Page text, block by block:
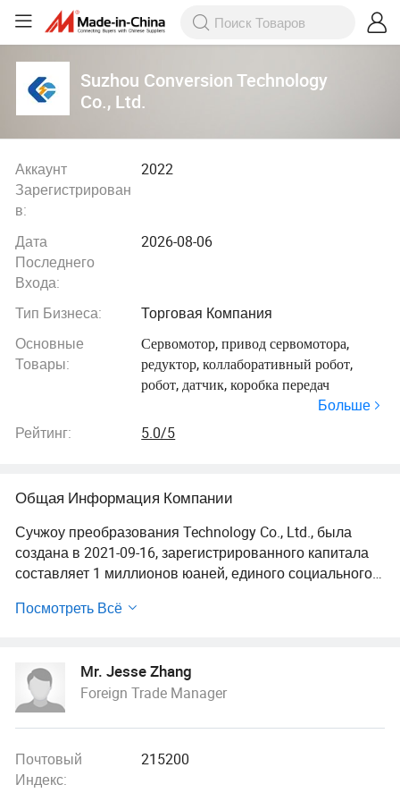
Suzhou Conversion Technology
Co., Ltd.
Аккаунт
Зарегистрирован
в:
2022
Дата
Последнего
Входа:
2026-08-06
Тип Бизнеса:
Торговая Компания
Основные
Товары:
Сервомотор, привод сервомотора,
редуктор, коллаборативный робот,
робот, датчик, коробка передач
Больше
Рейтинг:
5.0/5
Общая Информация Компании
Сучжоу преобразования Technology Co., Ltd., была
создана в 2021-09-16, зарегистрированного капитала
составляет 1 миллионов юаней, единого социального
предприятия находится в комнате 1427, здание E, Кай-
Цзян Су, Китай. Отрасли принадлежит оборудование
общего производства в обрабатывающей
промышленности и сферы бизнеса включает в себя:
развитие технологий и технических консультаций и
обмена технологиями, передачи технологии,
Посмотреть Всё
Mr. Jesse Zhang
Foreign Trade Manager
Почтовый
Индекс:
215200